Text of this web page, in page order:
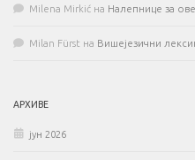
Milena Mirkić на Налепнице за
Milan Fürst на Вишејезични
АРХИВЕ
јун 2026